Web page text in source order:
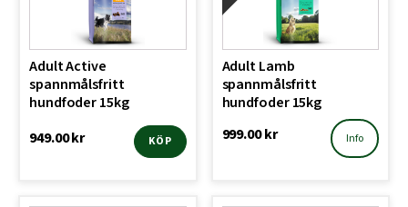
Adult Active
spannmålsfritt
hundfoder 15kg
949.00kr KÖP
Adult Lamb
spannmålsfritt
hundfoder 15kg
999.00kr Info